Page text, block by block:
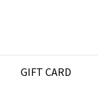
GIFT CARD